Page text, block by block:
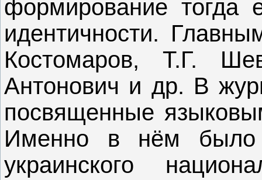
формирование тогда
идентичности.
Костомаров, Т.Г.
Антонович и др. В
посвященные
Именно в нём было
украинского